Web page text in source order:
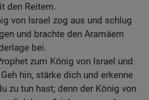
den Reitern.
von Israel zog aus und schlug
und brachte den Aramäern
bei.
zum König von Israel und
hin, stärke dich und erkenne
zu tun hast; denn der König von